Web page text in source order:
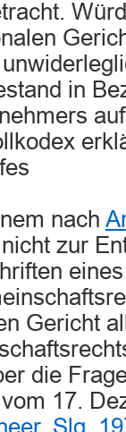
in
nach
zur
Gericht
die
17.
, Slg.